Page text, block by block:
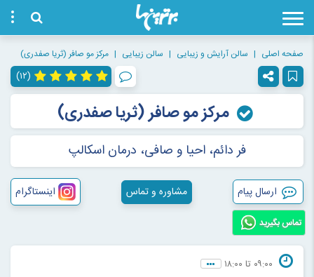
صفحه اصلی سالن آرایش و زیبایی سالن زیبایی مرکز مو صافر (ثریا صفدری)
(۱۲)
مرکز مو صافر (ثریا صفدری)
فر دائم، احیا و صافی، درمان اسکالپ
ارسال پیام مشاوره و تماس اینستاگرام
تماس بگیرید
۰۹:۰۰ تا ۱۸:۰۰